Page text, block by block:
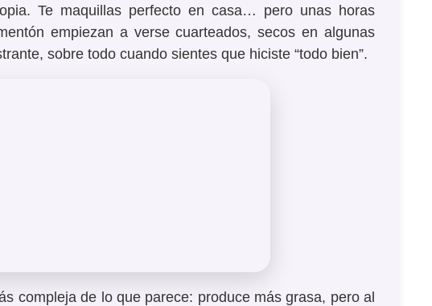
Te maquillas perfecto en casa… pero unas horas
empiezan a verse cuarteados, secos en algunas
sobre todo cuando sientes que hiciste “todo bien”.
compleja de lo que parece: produce más grasa, pero al